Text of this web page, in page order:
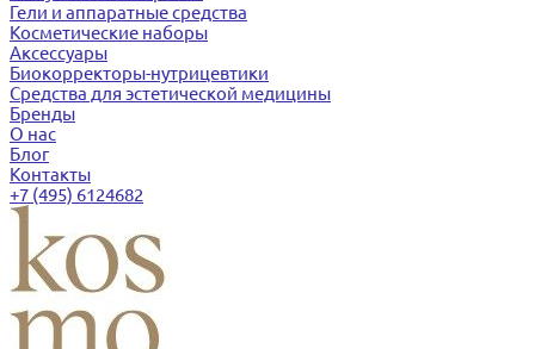
Гели и аппаратные средства
Косметические наборы
Аксессуары
Биокорректоры-нутрицевтики
Средства для эстетической медицины
Бренды
О нас
Блог
Контакты
+7 (495) 6124682